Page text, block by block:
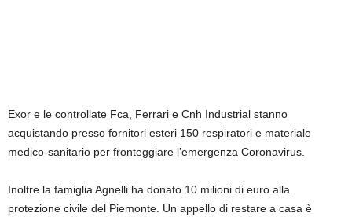
Exor e le controllate Fca, Ferrari e Cnh Industrial stanno
acquistando presso fornitori esteri 150 respiratori e materiale
medico-sanitario per fronteggiare l’emergenza Coronavirus.
Inoltre la famiglia Agnelli ha donato 10 milioni di euro alla
protezione civile del Piemonte. Un appello di restare a casa è